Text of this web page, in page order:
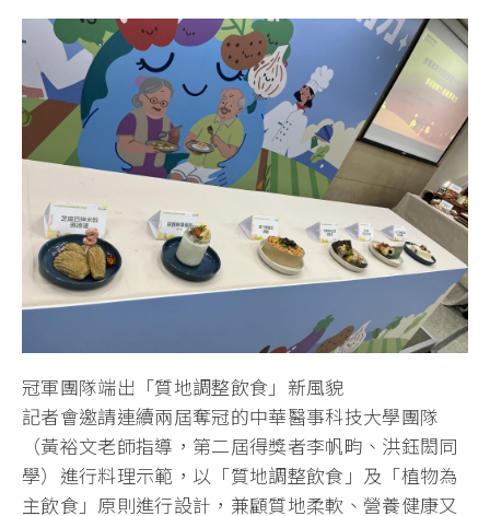
冠軍團隊端出「質地調整飲食」新風貌
記者會邀請連續兩屆奪冠的中華醫事科技大學團隊
（黃裕文老師指導，第二屆得獎者李帆畇、洪鈺閎同
學）進行料理示範，以「質地調整飲食」及「植物為
主飲食」原則進行設計，兼顧質地柔軟、營養健康又